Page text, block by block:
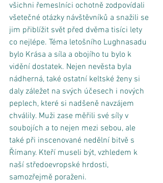
všichni řemeslníci ochotně zodpovídali
všetečné otázky návštěvníků a snažili se
jim přiblížit svět před dvěma tisíci lety
co nejlépe. Téma letošního Lughnasadu
bylo Krása a síla a obojího tu bylo k
vidění dostatek. Nejen nevěsta byla
nádherná, také ostatní keltské ženy si
daly záležet na svých účesech i nových
peplech, které si nadšeně navzájem
chválily. Muži zase měřili své síly v
soubojích a to nejen mezi sebou, ale
také při inscenované nedělní bitvě s
Římany. Kteří museli být, vzhledem k
naší středoevropské hrdosti,
samozřejmě poraženi.